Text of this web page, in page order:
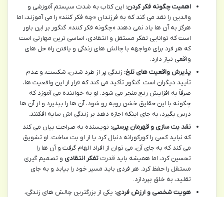
اهمیت چگونه فکر کردن: این کتاب به شدت سیستم آموزشی و
والدین را نقد می کند که به فرزندان «چه فکر کنند» را می آموزند، اما
هرگز به آن ها یاد نمی دهند «چگونه فکر کنند». گنگور بر این باور
است که توانایی تفکر مستقل و انتقادی، اساسی ترین مهارتی است
که هر فرد برای مواجهه با چالش های زندگی و یافتن راه حل های
واقعی نیاز دارد.
پذیرش واقعیت های تلخ: زندگی پر از طرد شدن، شکست، و عدم
تأیید دیگران است. گنگور تأکید می کند که فرار از این واقعیت ها،
صرفاً به افزایش رنج منجر می شود. او به خواننده می آموزد که
چگونه با این حقایق خشن روبه رو شود، آن ها را بپذیرد و از آن ها
درس بگیرد، به جای اینکه اجازه دهد بر زندگی اش سایه افکنند.
نقد بت سازی و قهرمان پرستی: نویسنده به صراحت بیان می کند
که نباید کسی را کورکورانه دنبال کرد یا از او بت ساخت. او تشویق
می کند که به جای آن، می توان از افراد الهام گرفت و آن ها را
تحسین کرد، اما همیشه باید قدرتتفکر انتقادی و تصمیم گیری
مستقل را حفظ کرد. هر فردی باید مسیر خود را بیابد و به جای
تقلید، به خلق بپردازد.
هویت شخصی و ارزش فردی: یکی از بزرگترین چالش های زندگی،